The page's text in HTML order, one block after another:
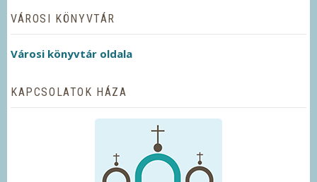
VÁROSI KÖNYVTÁR
Városi könyvtár oldala
KAPCSOLATOK HÁZA